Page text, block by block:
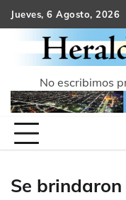
Skip
to
content
Jueves, 6 Agosto, 2026
No escribimos
Se